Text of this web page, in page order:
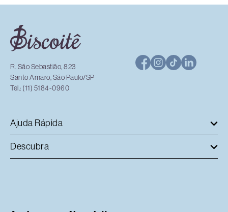
R. São Sebastião, 823
Santo Amaro, São Paulo/SP
Tel.: (11) 5184-0960
Ajuda Rápida
Descubra